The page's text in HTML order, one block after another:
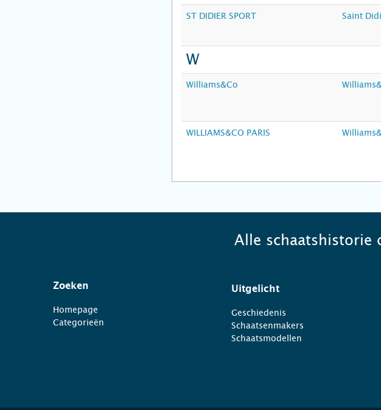
ST DIDIER SPORT Saint
W
Williams&Co
WILLIAMS&CO PARIS
Alle schaatshistorie
Zoeken
Homepage
Categorieën
Uitgelicht
Geschiedenis
Schaatsenmakers
Schaatsmodellen